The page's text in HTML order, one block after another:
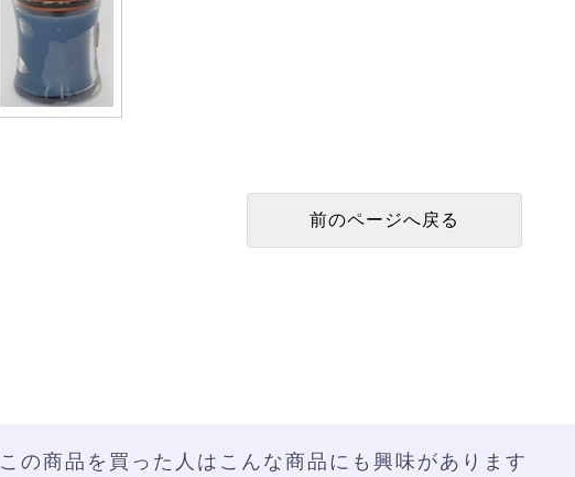
この商品を買った人はこんな商品にも興味があります